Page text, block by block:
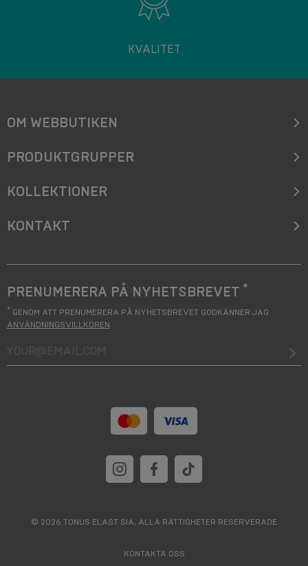
KVALITET
OM WEBBUTIKEN
PRODUKTGRUPPER
KOLLEKTIONER
KONTAKT
PRENUMERERA PÅ NYHETSBREVET *
* GENOM ATT PRENUMERERA PÅ NYHETSBREVET GODKÄNNER JAG
ANVÄNDNINGSVILLKOREN
your@email.com
© 2026 TONUS ELAST SIA, ALLA RÄTTIGHETER RESERVERADE
KONTAKTA OSS